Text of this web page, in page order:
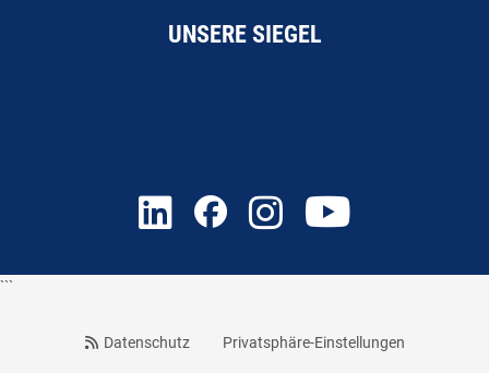
UNSERE SIEGEL
```
Datenschutz Privatsphäre-Einstellungen